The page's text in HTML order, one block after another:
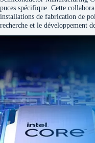
puces spécifique. Cette
installations de fabrication de
recherche et le développement